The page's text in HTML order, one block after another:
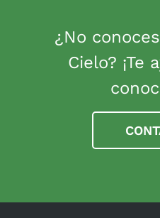
¿No
Cielo? ¡Te